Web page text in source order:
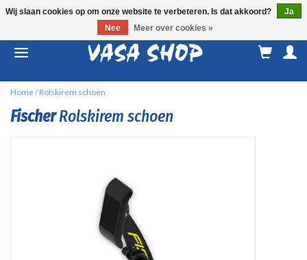
Home/Rolskirem schoen
FischerRolskirem schoen
Wij slaan cookies op om onze website te verbeteren. Is dat akkoord?
Ja
Nee
Meer over cookies »